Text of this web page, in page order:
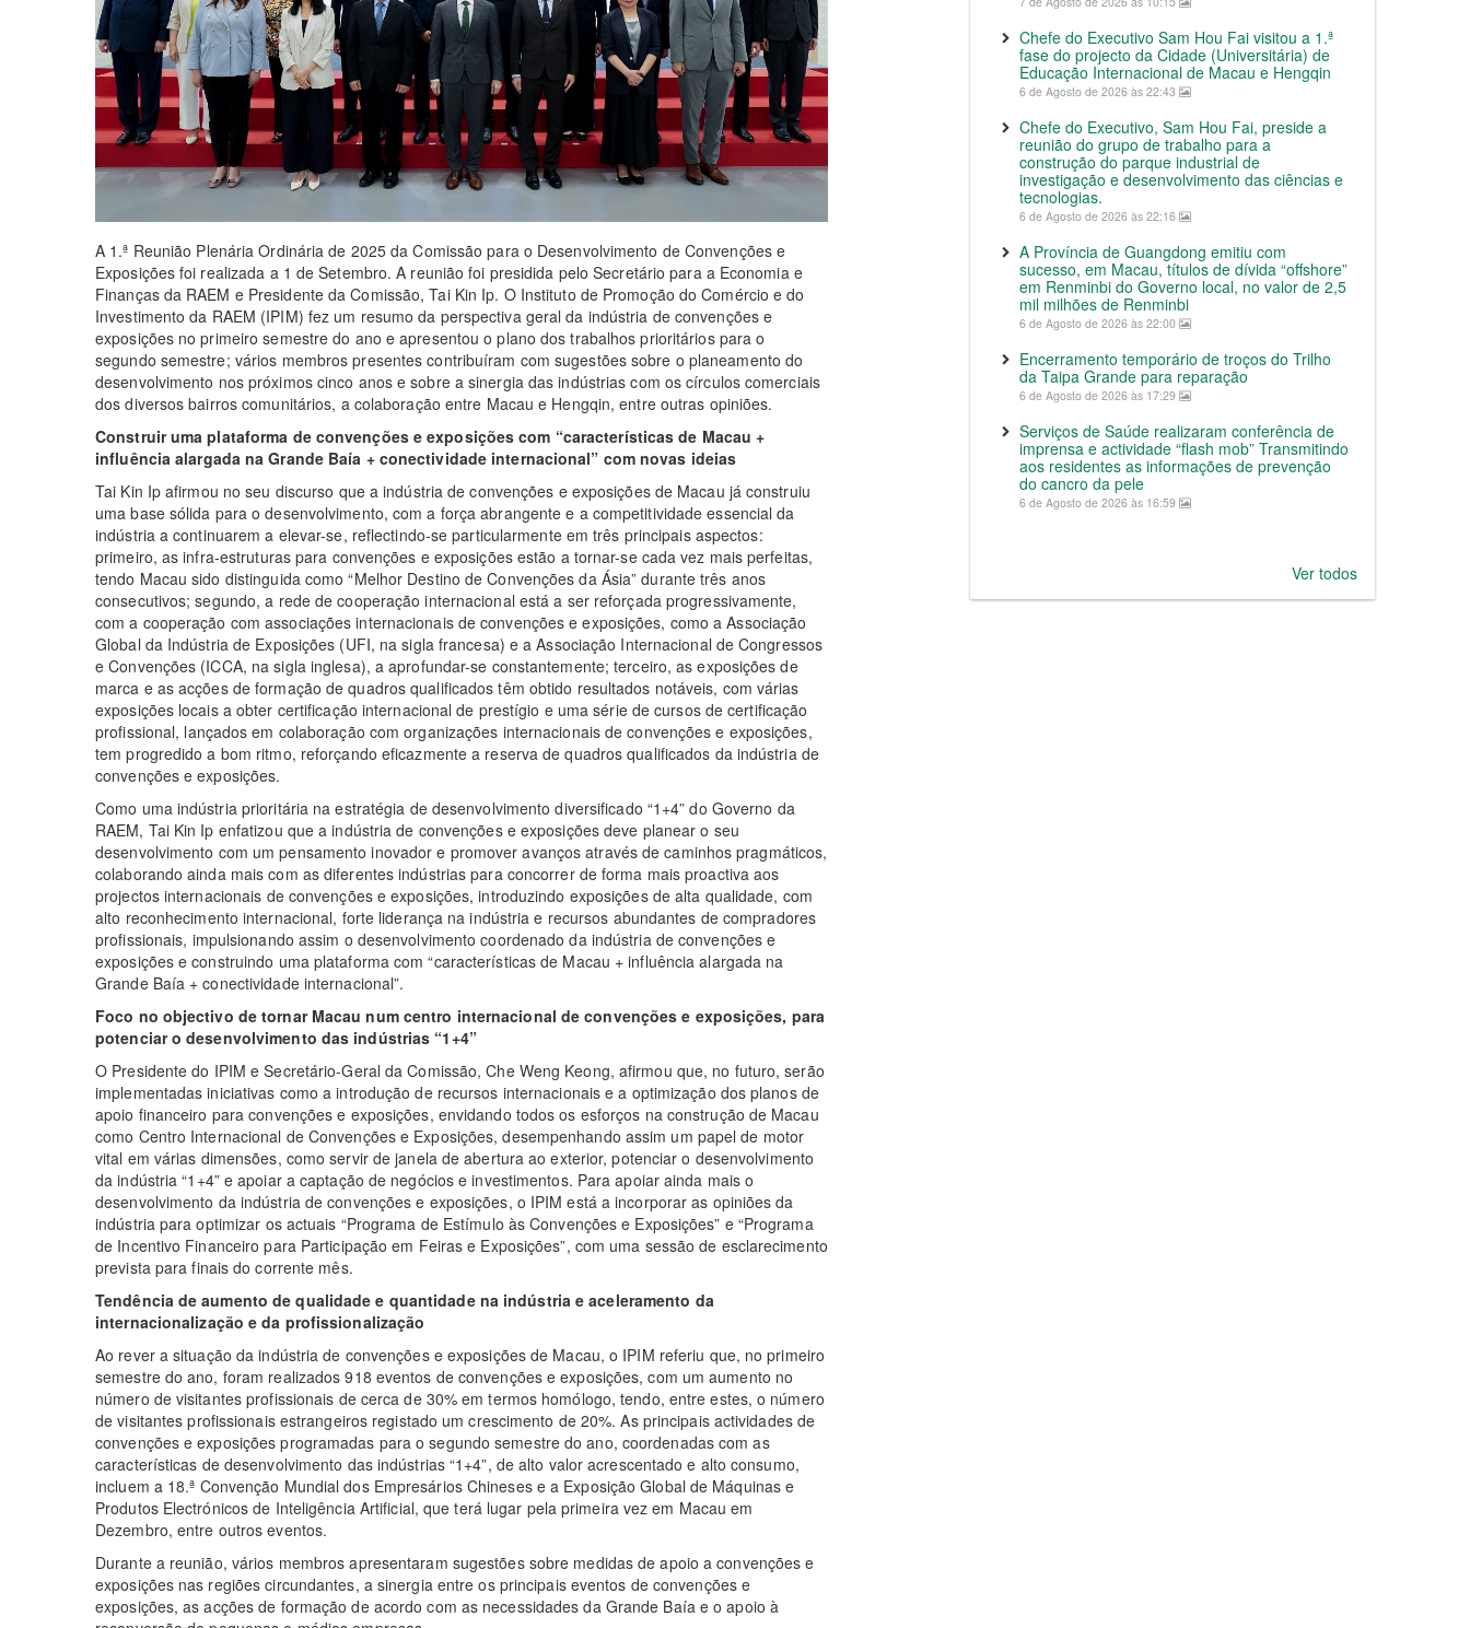
A 1.ª Reunião Plenária Ordinária de 2025 da Comissão para o Desenvolvimento de Convenções e
Exposições foi realizada a 1 de Setembro. A reunião foi presidida pelo Secretário para a Economia e
Finanças da RAEM e Presidente da Comissão, Tai Kin Ip. O Instituto de Promoção do Comércio e do
Investimento da RAEM (IPIM) fez um resumo da perspectiva geral da indústria de convenções e
exposições no primeiro semestre do ano e apresentou o plano dos trabalhos prioritários para o
segundo semestre; vários membros presentes contribuíram com sugestões sobre o planeamento do
desenvolvimento nos próximos cinco anos e sobre a sinergia das indústrias com os círculos comerciais
dos diversos bairros comunitários, a colaboração entre Macau e Hengqin, entre outras opiniões.
Construir uma plataforma de convenções e exposições com “características de Macau +
influência alargada na Grande Baía + conectividade internacional” com novas ideias
Tai Kin Ip afirmou no seu discurso que a indústria de convenções e exposições de Macau já construiu
uma base sólida para o desenvolvimento, com a força abrangente e a competitividade essencial da
indústria a continuarem a elevar-se, reflectindo-se particularmente em três principais aspectos:
primeiro, as infra-estruturas para convenções e exposições estão a tornar-se cada vez mais perfeitas,
tendo Macau sido distinguida como “Melhor Destino de Convenções da Ásia” durante três anos
consecutivos; segundo, a rede de cooperação internacional está a ser reforçada progressivamente,
com a cooperação com associações internacionais de convenções e exposições, como a Associação
Global da Indústria de Exposições (UFI, na sigla francesa) e a Associação Internacional de Congressos
e Convenções (ICCA, na sigla inglesa), a aprofundar-se constantemente; terceiro, as exposições de
marca e as acções de formação de quadros qualificados têm obtido resultados notáveis, com várias
exposições locais a obter certificação internacional de prestígio e uma série de cursos de certificação
profissional, lançados em colaboração com organizações internacionais de convenções e exposições,
tem progredido a bom ritmo, reforçando eficazmente a reserva de quadros qualificados da indústria de
convenções e exposições.
Como uma indústria prioritária na estratégia de desenvolvimento diversificado “1+4” do Governo da
RAEM, Tai Kin Ip enfatizou que a indústria de convenções e exposições deve planear o seu
desenvolvimento com um pensamento inovador e promover avanços através de caminhos pragmáticos,
colaborando ainda mais com as diferentes indústrias para concorrer de forma mais proactiva aos
projectos internacionais de convenções e exposições, introduzindo exposições de alta qualidade, com
alto reconhecimento internacional, forte liderança na indústria e recursos abundantes de compradores
profissionais, impulsionando assim o desenvolvimento coordenado da indústria de convenções e
exposições e construindo uma plataforma com “características de Macau + influência alargada na
Grande Baía + conectividade internacional”.
Foco no objectivo de tornar Macau num centro internacional de convenções e exposições, para
potenciar o desenvolvimento das indústrias “1+4”
O Presidente do IPIM e Secretário-Geral da Comissão, Che Weng Keong, afirmou que, no futuro, serão
implementadas iniciativas como a introdução de recursos internacionais e a optimização dos planos de
apoio financeiro para convenções e exposições, envidando todos os esforços na construção de Macau
como Centro Internacional de Convenções e Exposições, desempenhando assim um papel de motor
vital em várias dimensões, como servir de janela de abertura ao exterior, potenciar o desenvolvimento
da indústria “1+4” e apoiar a captação de negócios e investimentos. Para apoiar ainda mais o
desenvolvimento da indústria de convenções e exposições, o IPIM está a incorporar as opiniões da
indústria para optimizar os actuais “Programa de Estímulo às Convenções e Exposições” e “Programa
de Incentivo Financeiro para Participação em Feiras e Exposições”, com uma sessão de esclarecimento
prevista para finais do corrente mês.
Tendência de aumento de qualidade e quantidade na indústria e aceleramento da
internacionalização e da profissionalização
Ao rever a situação da indústria de convenções e exposições de Macau, o IPIM referiu que, no primeiro
semestre do ano, foram realizados 918 eventos de convenções e exposições, com um aumento no
número de visitantes profissionais de cerca de 30% em termos homólogo, tendo, entre estes, o número
de visitantes profissionais estrangeiros registado um crescimento de 20%. As principais actividades de
convenções e exposições programadas para o segundo semestre do ano, coordenadas com as
características de desenvolvimento das indústrias “1+4”, de alto valor acrescentado e alto consumo,
incluem a 18.ª Convenção Mundial dos Empresários Chineses e a Exposição Global de Máquinas e
Produtos Electrónicos de Inteligência Artificial, que terá lugar pela primeira vez em Macau em
Dezembro, entre outros eventos.
Durante a reunião, vários membros apresentaram sugestões sobre medidas de apoio a convenções e
exposições nas regiões circundantes, a sinergia entre os principais eventos de convenções e
exposições, as acções de formação de acordo com as necessidades da Grande Baía e o apoio à
Chefe do Executivo Sam Hou Fai visitou a 1.ª
fase do projecto da Cidade (Universitária) de
Educação Internacional de Macau e Hengqin
6 de Agosto de 2026 às 22:43
Chefe do Executivo, Sam Hou Fai, preside a
reunião do grupo de trabalho para a
construção do parque industrial de
investigação e desenvolvimento das ciências e
tecnologias.
6 de Agosto de 2026 às 22:16
A Província de Guangdong emitiu com
sucesso, em Macau, títulos de dívida “offshore”
em Renminbi do Governo local, no valor de 2,5
mil milhões de Renminbi
6 de Agosto de 2026 às 22:00
Encerramento temporário de troços do Trilho
da Taipa Grande para reparação
6 de Agosto de 2026 às 17:29
Serviços de Saúde realizaram conferência de
imprensa e actividade “flash mob” Transmitindo
aos residentes as informações de prevenção
do cancro da pele
6 de Agosto de 2026 às 16:59
Ver todos